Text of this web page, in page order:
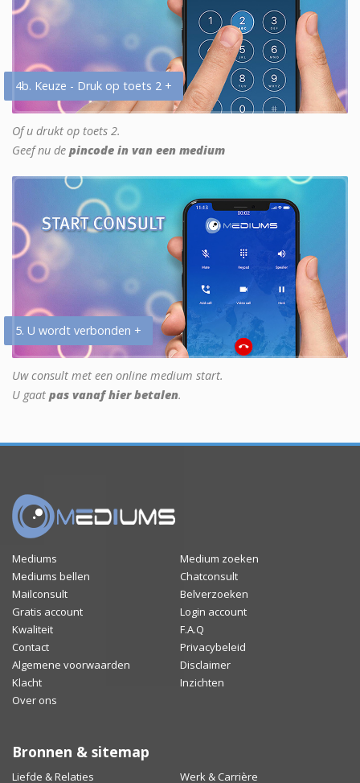
4b. Keuze - Druk op toets 2 +
Of u drukt op toets 2.
Geef nu de pincode in van een medium
5. U wordt verbonden +
Uw consult met een online medium start.
U gaat pas vanaf hier betalen.
Mediums
Medium zoeken
Mediums bellen
Chatconsult
Mailconsult
Belverzoeken
Gratis account
Login account
Kwaliteit
F.A.Q
Contact
Privacybeleid
Algemene voorwaarden
Disclaimer
Klacht
Inzichten
Over ons
Bronnen & sitemap
Liefde & Relaties Werk & Carrière